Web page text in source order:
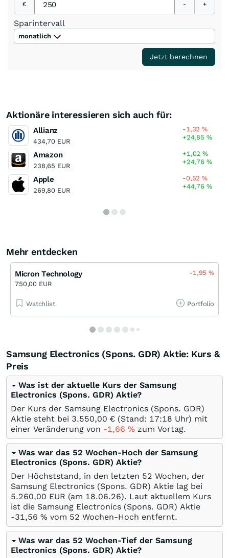
€ - +
Sparintervall
monatlich
Jetzt berechnen
Aktionäre interessieren sich auch für:
Allianz
434,70 EUR
-1,32%
+24,85%
Amazon
238,65 EUR
+1,02%
+24,76%
Apple
269,80 EUR
-0,52%
+44,76%
Mehr entdecken
Micron Technology
750,00 EUR
-1,95%
Watchlist Portfolio
Samsung Electronics (Spons. GDR) Aktie: Kurs &
Preis
Was ist der aktuelle Kurs der Samsung
Electronics (Spons. GDR) Aktie?
Der Kurs der Samsung Electronics (Spons. GDR)
Aktie steht bei 3.550,00 € (Stand: 17:18 Uhr) mit
einer Veränderung von -1,66 % zum Vortag.
Was war das 52 Wochen-Hoch der Samsung
Electronics (Spons. GDR) Aktie?
Der Höchststand, in den letzten 52 Wochen, der
Samsung Electronics (Spons. GDR) Aktie lag bei
5.260,00 EUR (am 18.06.26). Laut aktuellem Kurs
ist die Samsung Electronics (Spons. GDR) Aktie
-31,56 % vom 52 Wochen-Hoch entfernt.
Was war das 52 Wochen-Tief der Samsung
Electronics (Spons. GDR) Aktie?